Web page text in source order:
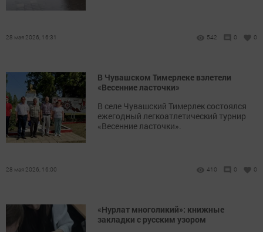
28 мая 2026, 16:31 542 0 0
В Чувашском Тимерлеке взлетели
«Весенние ласточки»
В селе Чувашский Тимерлек состоялся
ежегодный легкоатлетический турнир
«Весенние ласточки».
28 мая 2026, 16:00 410 0 0
«Нурлат многоликий»: книжные
закладки с русским узором